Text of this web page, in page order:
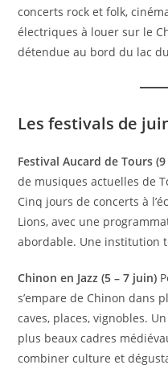
concerts rock et folk,
électriques à louer sur le
détendue au bord du lac
Les festivals de
Festival Aucard de Tours
de musiques actuelles de
Cinq jours de concerts à
Lions, avec une
abordable. Une institution
Chinon en Jazz (5 – 7 juin)
s’empare de Chinon dans
caves, places, vignobles.
plus beaux cadres
combiner culture et